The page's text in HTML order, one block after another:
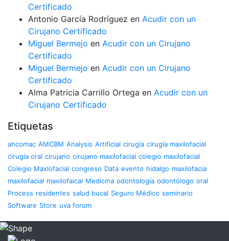
Certificado
Antonio García Rodríguez en Acudir con un
Cirujano Certificado
Miguel Bermejo en Acudir con un Cirujano
Certificado
Miguel Bermejo en Acudir con un Cirujano
Certificado
Alma Patricia Carrillo Ortega en Acudir con un
Cirujano Certificado
Etiquetas
ahcomac AMCBM Analysis Artificial cirugía cirugía maxilofacial
cirugía oral cirujano cirujano maxilofacial colegio maxilofacial
Colegio Maxlofacial congreso Data evento hidalgo maxilofacia
maxilofacial maxilofaical Medicina odontología odontólogo oral
Process residentes salud bucal Seguro Médico seminario
Software Store uva forum